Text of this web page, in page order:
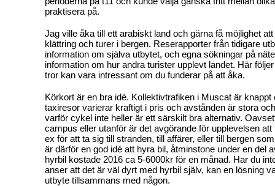
praktisera på.
Jag ville åka till ett arabiskt land och gärna få möjlighet
klättring och turer i bergen. Reserapporter från tidigare
information om själva utbytet, och egna sökningar på
information om hur andra turister upplevt landet. Här
tror kan vara intressant om du funderar på att åka.
Körkort är en bra idé. Kollektivtrafiken i Muscat är knappt
taxiresor varierar kraftigt i pris och avstånden är stora
varför cykel inte heller är ett särskilt bra alternativ.
campus eller utanför är det avgörande för upplevelsen
ex för att ta sig till stranden, till affärer, eller till bergen
är därför en god idé att hyra bil, åtminstone under en del
hyrbil kostade 2016 ca 5-6000kr för en månad. Har du
anser att det är väl dyrt med hyrbil själv, kan en lösning
utbyte tillsammans med någon.